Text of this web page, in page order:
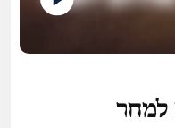
למחר